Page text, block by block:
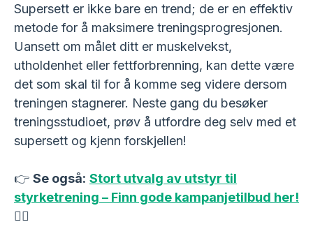
Supersett er ikke bare en trend; de er en effektiv
metode for å maksimere treningsprogresjonen.
Uansett om målet ditt er muskelvekst,
utholdenhet eller fettforbrenning, kan dette være
det som skal til for å komme seg videre dersom
treningen stagnerer. Neste gang du besøker
treningsstudioet, prøv å utfordre deg selv med et
supersett og kjenn forskjellen!
👉 Se også: Stort utvalg av utstyr til
styrketrening – Finn gode kampanjetilbud her!
🏋️‍♀️